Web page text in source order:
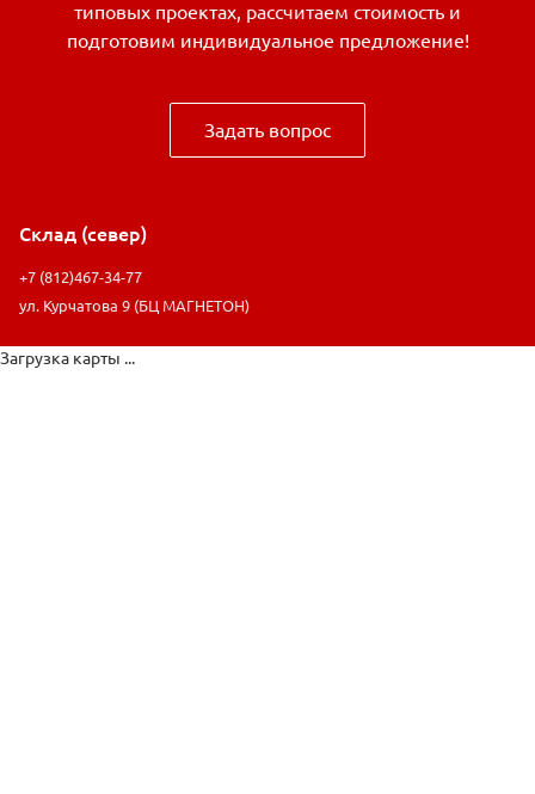
типовых проектах, рассчитаем стоимость и
подготовим индивидуальное предложение!
Задать вопрос
Склад (север)
+7 (812)467-34-77
ул. Курчатова 9 (БЦ МАГНЕТОН)
Загрузка карты ...